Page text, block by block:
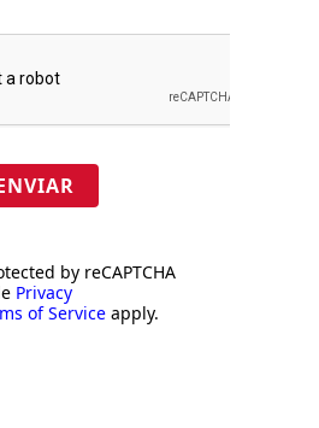
by reCAPTCHA
Privacy
of Service apply.